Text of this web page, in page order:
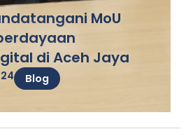
MoU
di Aceh Jaya
Blog